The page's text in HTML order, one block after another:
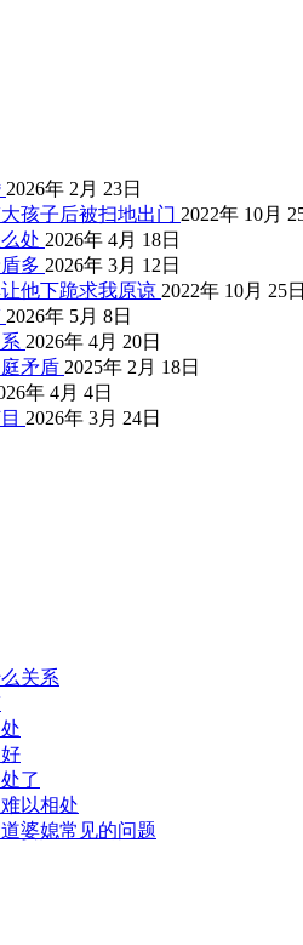
2026年 2月 23日
孩子后被扫地出门 2022年 10月
处 2026年 4月 18日
多 2026年 3月 12日
他下跪求我原谅 2022年 10月 25日
2026年 5月 8日
2026年 4月 20日
矛盾 2025年 2月 18日
年 4月 4日
2026年 3月 24日
关系
了
以相处
婆媳常见的问题